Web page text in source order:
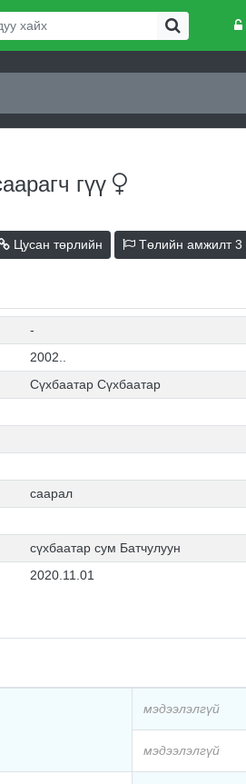
гүү
Цусан төрлийн Төлийн амжилт3
-
2002..
Сүхбаатар Сүхбаатар
саарал
сүхбаатар сум Батчулуун
2020.11.01
мэдээлэлгүй
мэдээлэлгүй